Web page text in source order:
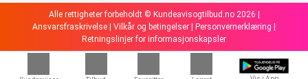
Alle rettigheter forbeholdt © Kundeavisogtilbud.no 2026 |
Ansvarsfraskrivelse
Vilkår og betingelser Personvernerklæring
Retningslinjer for informasjonskapsler